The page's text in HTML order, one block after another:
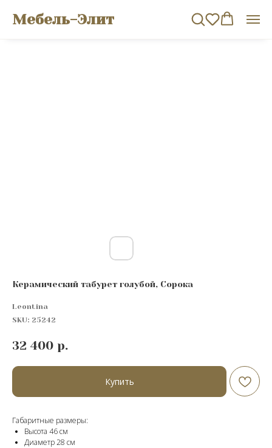
Мебель-Элит
Керамический табурет голубой, Сорока
Leontina
SKU: 25242
32 400 р.
Купить
Габаритные размеры:
Высота 46 см
Диаметр 28 см